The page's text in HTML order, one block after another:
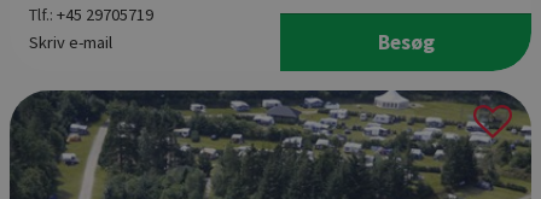
Tlf.: +45 29705719
Skriv e-mail
Besøg